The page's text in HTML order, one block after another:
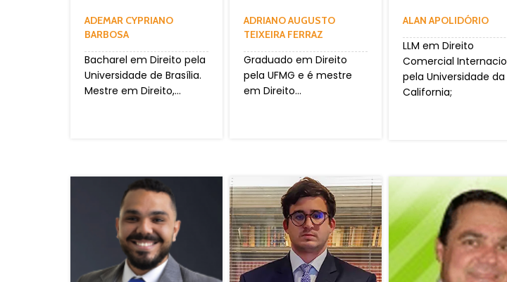
ADEMAR CYPRIANO
BARBOSA
Bacharel em Direito pela
Universidade de Brasília.
Mestre em Direito,...
ADRIANO AUGUSTO
TEIXEIRA FERRAZ
Graduado em Direito
pela UFMG e é mestre
em Direito...
ALAN APOLIDÓRIO
LLM em Direito
Comercial
pela Universidade da
California;